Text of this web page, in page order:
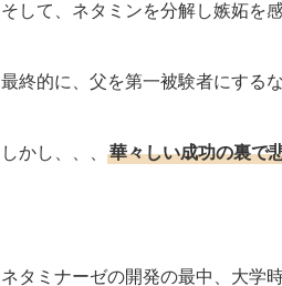
そして、ネタミンを分解し嫉妬を
最終的に、父を第一被験者にする
しかし、、、 華々しい成功の裏で
ネタミナーゼの開発の最中、大学